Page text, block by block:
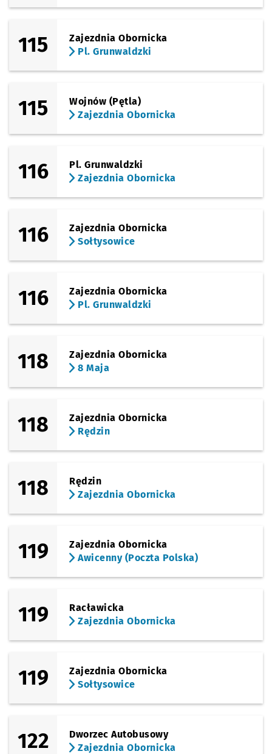
115
Zajezdnia Obornicka
Pl. Grunwaldzki
115
Wojnów (Pętla)
Zajezdnia Obornicka
116
Pl. Grunwaldzki
Zajezdnia Obornicka
116
Zajezdnia Obornicka
Sołtysowice
116
Zajezdnia Obornicka
Pl. Grunwaldzki
118
Zajezdnia Obornicka
8 Maja
118
Zajezdnia Obornicka
Rędzin
118
Rędzin
Zajezdnia Obornicka
119
Zajezdnia Obornicka
Awicenny (Poczta Polska)
119
Racławicka
Zajezdnia Obornicka
119
Zajezdnia Obornicka
Sołtysowice
122
Dworzec Autobusowy
Zajezdnia Obornicka